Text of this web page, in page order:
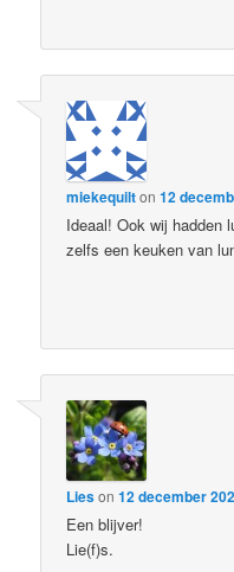
miekequilton12
Ideaal! Ook wij hadden
zelfs een keuken van
Lieson12 december
Een blijver!
Lie(f)s.